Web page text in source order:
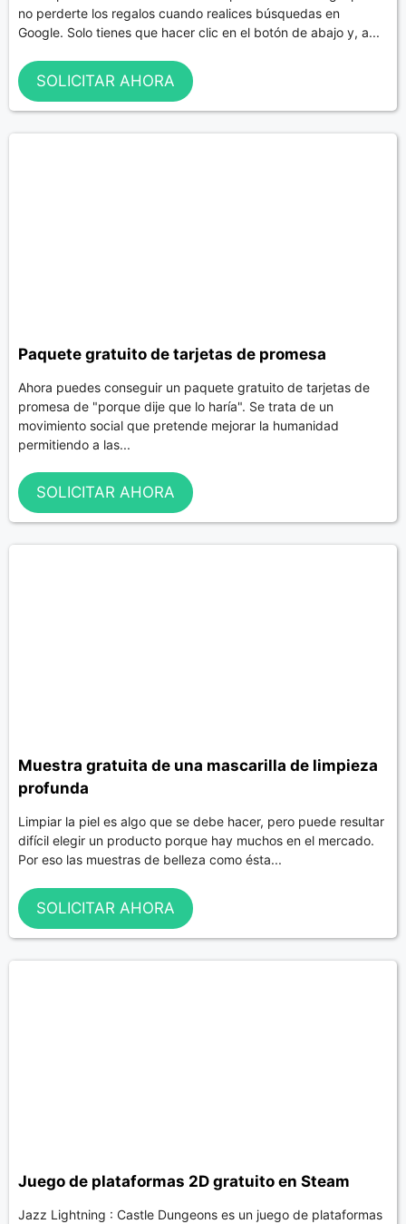
no perderte los regalos cuando realices búsquedas en
Google. Solo tienes que hacer clic en el botón de abajo y, a...
SOLICITAR AHORA
Paquete gratuito de tarjetas de promesa
Ahora puedes conseguir un paquete gratuito de tarjetas de
promesa de "porque dije que lo haría". Se trata de un
movimiento social que pretende mejorar la humanidad
permitiendo a las...
SOLICITAR AHORA
Muestra gratuita de una mascarilla de limpieza
profunda
Limpiar la piel es algo que se debe hacer, pero puede resultar
difícil elegir un producto porque hay muchos en el mercado.
Por eso las muestras de belleza como ésta...
SOLICITAR AHORA
Juego de plataformas 2D gratuito en Steam
Jazz Lightning : Castle Dungeons es un juego de plataformas